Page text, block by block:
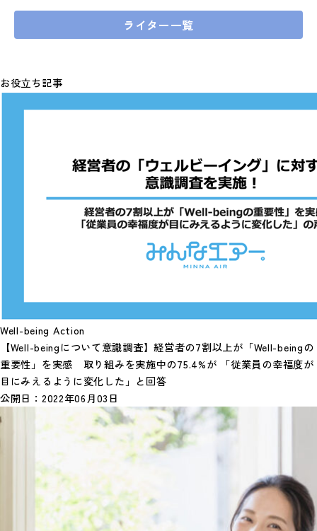
ライター一覧
お役立ち記事
Well-being Action
【Well-beingについて意識調査】経営者の7割以上が「Well-beingの
重要性」を実感 取り組みを実施中の75.4%が 「従業員の幸福度が
目にみえるように変化した」と回答
公開日： 2022年06月03日